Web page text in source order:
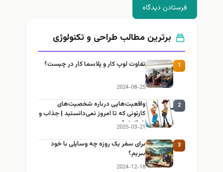
فرستادن دیدگاه
برترین مطالب طراحی و تکنولوژی
1 تفاوت لوپ کار و پلاسما کار در چیست؟
2024-08-25
2
واقعیت‌هایی درباره شخصیت‌های
کارتونی که تا امروز نمی‌دانستید | جذاب و
خواندنی!
2025-03-21
3
برای سفر یک روزه چه وسایلی با خود
ببریم؟
2024-12-18